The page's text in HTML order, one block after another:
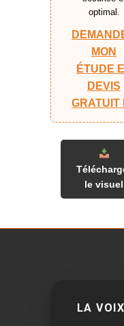
optimal.
MON
ÉTUDE
DEVIS
GRATUIT
le visuel
LA